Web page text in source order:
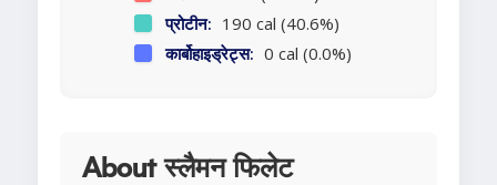
प्रोटीन: 190 cal (40.6%)
कार्बोहाइड्रेट्स: 0 cal (0.0%)
About स्लैमन फिलेट